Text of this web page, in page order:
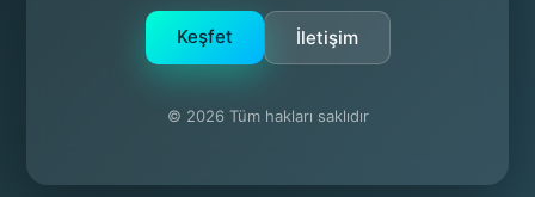
Keşfet İletişim
© 2026 Tüm hakları saklıdır